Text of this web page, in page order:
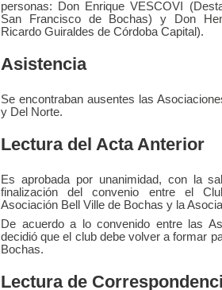
personas: Don Enrique VESCOVI
San Francisco de Bochas) y Don
Ricardo Guiraldes de Córdoba Capital).
Asistencia
Se encontraban ausentes las
y Del Norte.
Lectura del Acta Anterior
Es aprobada por unanimidad, con la
finalización del convenio entre el
Asociación Bell Ville de Bochas y la
De acuerdo a lo convenido entre las
decidió que el club debe volver a formar
Bochas.
Lectura de